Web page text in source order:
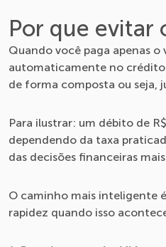
Por que evitar
Quando você paga apenas
automaticamente no crédito
de forma composta ou seja,
Para ilustrar: um débito de
dependendo da taxa
das decisões financeiras
O caminho mais inteligente
rapidez quando isso